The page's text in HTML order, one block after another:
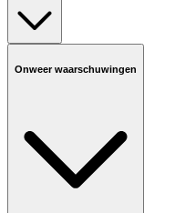
Onweer waarschuwingen